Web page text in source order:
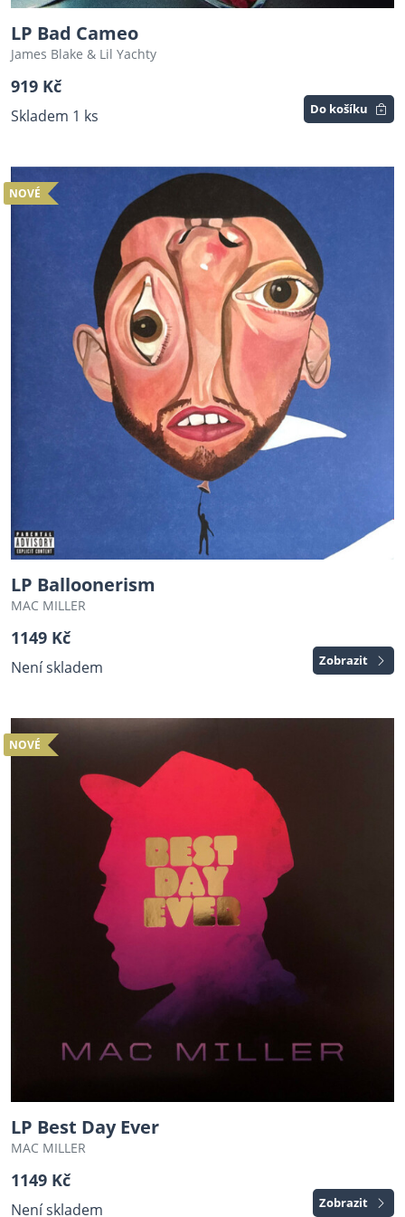
LP Bad Cameo
James Blake & Lil Yachty
919 Kč
Skladem 1 ks Do košíku
NOVÉ
LP Balloonerism
MAC MILLER
1149 Kč
Není skladem Zobrazit
NOVÉ
LP Best Day Ever
MAC MILLER
1149 Kč
Není skladem Zobrazit